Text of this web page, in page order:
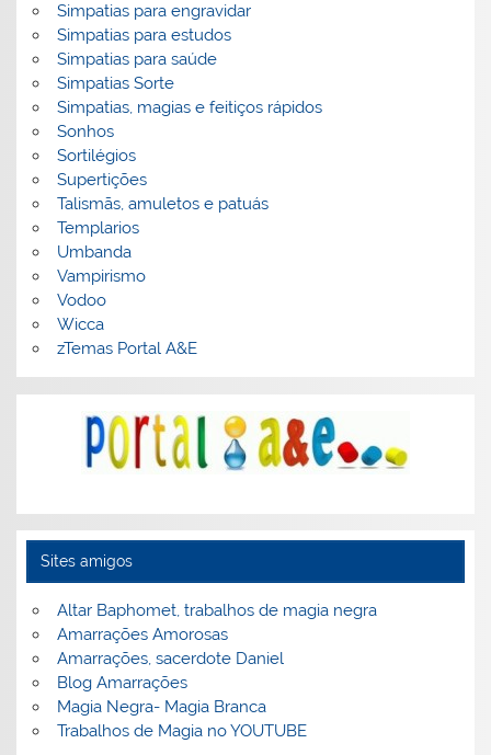
Simpatias para engravidar
Simpatias para estudos
Simpatias para saúde
Simpatias Sorte
Simpatias, magias e feitiços rápidos
Sonhos
Sortilégios
Supertições
Talismãs, amuletos e patuás
Templarios
Umbanda
Vampirismo
Vodoo
Wicca
zTemas Portal A&E
Sites amigos
Altar Baphomet, trabalhos de magia negra
Amarrações Amorosas
Amarrações, sacerdote Daniel
Blog Amarrações
Magia Negra- Magia Branca
Trabalhos de Magia no YOUTUBE